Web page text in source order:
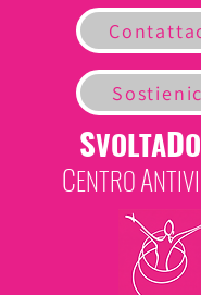
SVOLTAD
CENTROA